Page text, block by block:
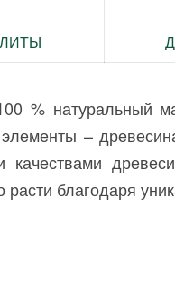
% натуральный
–
качествами
расти благодаря